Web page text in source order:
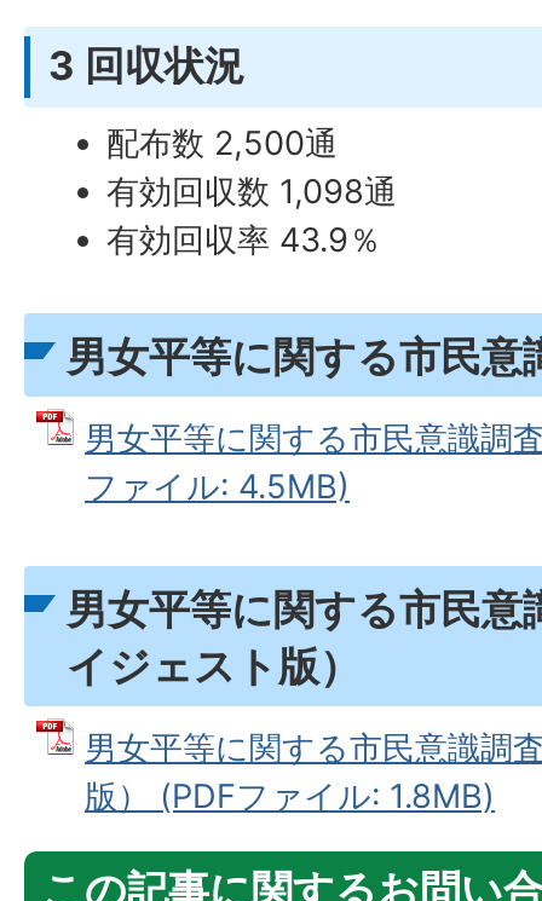
3 回収状況
配布数 2,500通
有効回収数 1,098通
有効回収率 43.9％
男女平等に関する市民意
男女平等に関する市民意識調
ファイル: 4.5MB)
男女平等に関する市民意
イジェスト版）
男女平等に関する市民意識調
版） (PDFファイル: 1.8MB)
この記事に関するお問い